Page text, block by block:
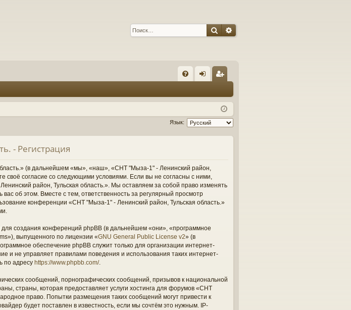
ПоискРасширенный поиск
Q д ис
тр
ац
Язык:
- Регистрация
(в дальнейшем «мы», «наш», «СНТ "Мыза-1" - Ленинский район,
своё согласие со следующими условиями. Если вы не согласны с ними,
район, Тульская область.». Мы оставляем за собой право изменять
об этом. Вместе с тем, ответственность за регулярный просмотр
конференции «СНТ "Мыза-1" - Ленинский район, Тульская область.»
создания конференций phpBB (в дальнейшем «они», «программное
выпущенного по лицензии «GNU General Public License v2» (в
обеспечение phpBB служит только для организации интернет-
и не управляет правилами поведения и использования таких интернет-
по адресу https://www.phpbb.com/.
сообщений, порнографических сообщений, призывов к национальной
страны, которая предоставляет услуги хостинга для форумов «СНТ
право. Попытки размещения таких сообщений могут привести к
будет поставлен в известность, если мы сочтём это нужным. IP-